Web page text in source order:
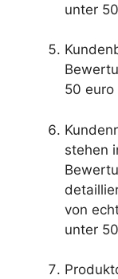
unter
50 euro
stehen
von
unter